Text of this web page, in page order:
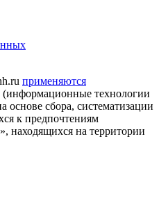
применяются
(информационные технологии
основе сбора, систематизации
к предпочтениям
находящихся на территории